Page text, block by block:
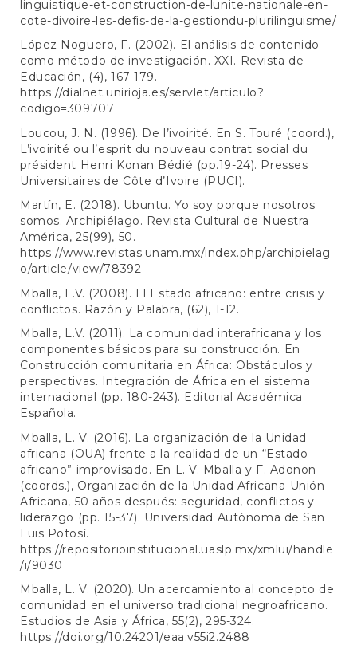
linguistique-et-construction-de-lunite-nationale-en-
cote-divoire-les-defis-de-la-gestiondu-plurilinguisme/
López Noguero, F. (2002). El análisis de contenido
como método de investigación. XXI. Revista de
Educación, (4), 167-179.
https://dialnet.unirioja.es/servlet/articulo?
codigo=309707
Loucou, J. N. (1996). De l’ivoirité. En S. Touré (coord.),
L’ivoirité ou l’esprit du nouveau contrat social du
président Henri Konan Bédié (pp.19-24). Presses
Universitaires de Côte d’Ivoire (PUCI).
Martín, E. (2018). Ubuntu. Yo soy porque nosotros
somos. Archipiélago. Revista Cultural de Nuestra
América, 25(99), 50.
https://www.revistas.unam.mx/index.php/archipielag
o/article/view/78392
Mballa, L.V. (2008). El Estado africano: entre crisis y
conflictos. Razón y Palabra, (62), 1-12.
Mballa, L.V. (2011). La comunidad interafricana y los
componentes básicos para su construcción. En
Construcción comunitaria en África: Obstáculos y
perspectivas. Integración de África en el sistema
internacional (pp. 180-243). Editorial Académica
Española.
Mballa, L. V. (2016). La organización de la Unidad
africana (OUA) frente a la realidad de un “Estado
africano” improvisado. En L. V. Mballa y F. Adonon
(coords.), Organización de la Unidad Africana-Unión
Africana, 50 años después: seguridad, conflictos y
liderazgo (pp. 15-37). Universidad Autónoma de San
Luis Potosí.
https://repositorioinstitucional.uaslp.mx/xmlui/handle
/i/9030
Mballa, L. V. (2020). Un acercamiento al concepto de
comunidad en el universo tradicional negroafricano.
Estudios de Asia y África, 55(2), 295-324.
https://doi.org/10.24201/eaa.v55i2.2488